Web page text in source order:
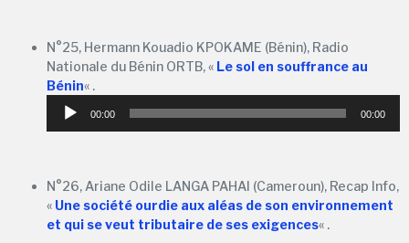
N°25, Hermann Kouadio KPOKAME (Bénin), Radio
Nationale du Bénin ORTB, « Le sol en souffrance au
Bénin« .
Lecteur
audio
00:00 00:00
N°26, Ariane Odile LANGA PAHAI (Cameroun), Recap Info,
« Une société ourdie aux aléas de son environnement
et qui se veut tributaire de ses exigences« .